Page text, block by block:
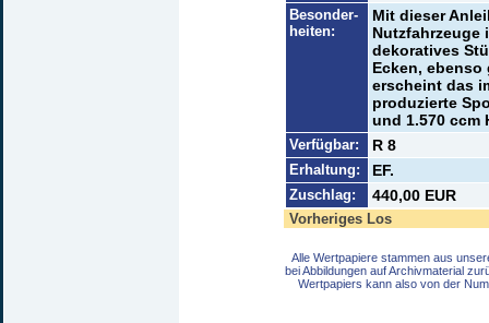
Besonder-
heiten:
Mit dieser
Nutzfahrzeuge
dekoratives
Ecken, ebenso
erscheint das
produzierte
und 1.570 ccm
Verfügbar: R 8
Erhaltung: EF.
Zuschlag: 440,00 EUR
Vorheriges Los
Alle Wertpapiere stammen aus
bei Abbildungen auf Archivmaterial
Wertpapiers kann also von der